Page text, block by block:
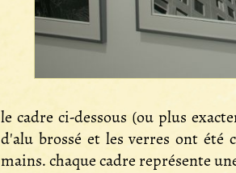
le cadre ci-dessous (ou plus
d'alu brossé et les verres ont été
mains. chaque cadre représente